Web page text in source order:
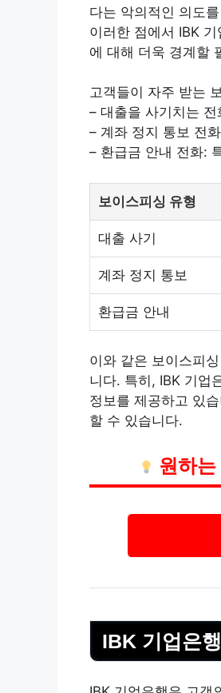
다는 악의적인 의도
이러한 점에서 IBK
에 대해 더욱 경계할
고객들이 자주 받는
– 대출을 사기치는 전
– 계좌 정지 통보 전
– 환급금 안내 전화:
보이스피싱 유형
대출 사기
계좌 정지 통보
환급금 안내
이와 같은 보이스피
니다. 특히, IBK 기업
정보를 제공하고 있
할 수 있습니다.
원하
IBK 기업은